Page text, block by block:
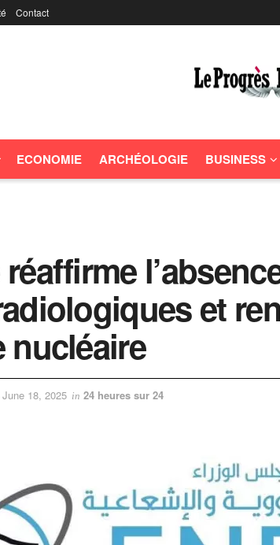
Contact
ECONOMIE ARCHÉOLOGIE BUSINESS
réaffirme
et
nucléaire
June 18, 2025 in 24 heures sur 24